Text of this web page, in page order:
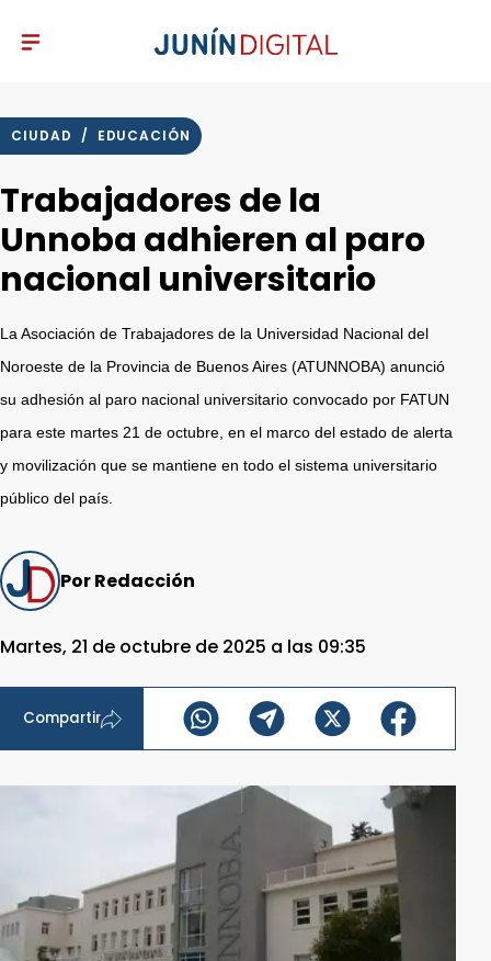
CIUDAD / EDUCACIÓN
Trabajadores de la
Unnoba adhieren al paro
nacional universitario
La Asociación de Trabajadores de la Universidad Nacional del
Noroeste de la Provincia de Buenos Aires (ATUNNOBA) anunció
su adhesión al paro nacional universitario convocado por FATUN
para este martes 21 de octubre, en el marco del estado de alerta
y movilización que se mantiene en todo el sistema universitario
público del país.
Por Redacción
Martes, 21 de octubre de 2025 a las 09:35
Compartir